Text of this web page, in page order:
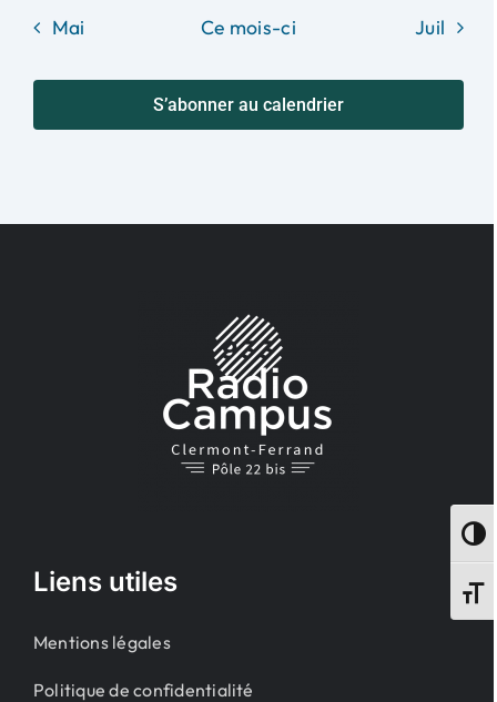
Mai Ce mois-ci Juil
S’abonner au calendrier
Liens utiles
Mentions légales
Politique de confidentialité